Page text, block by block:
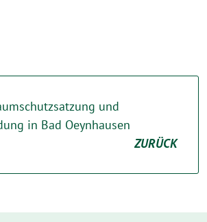
und
in Bad Oeynhausen
ZURÜCK